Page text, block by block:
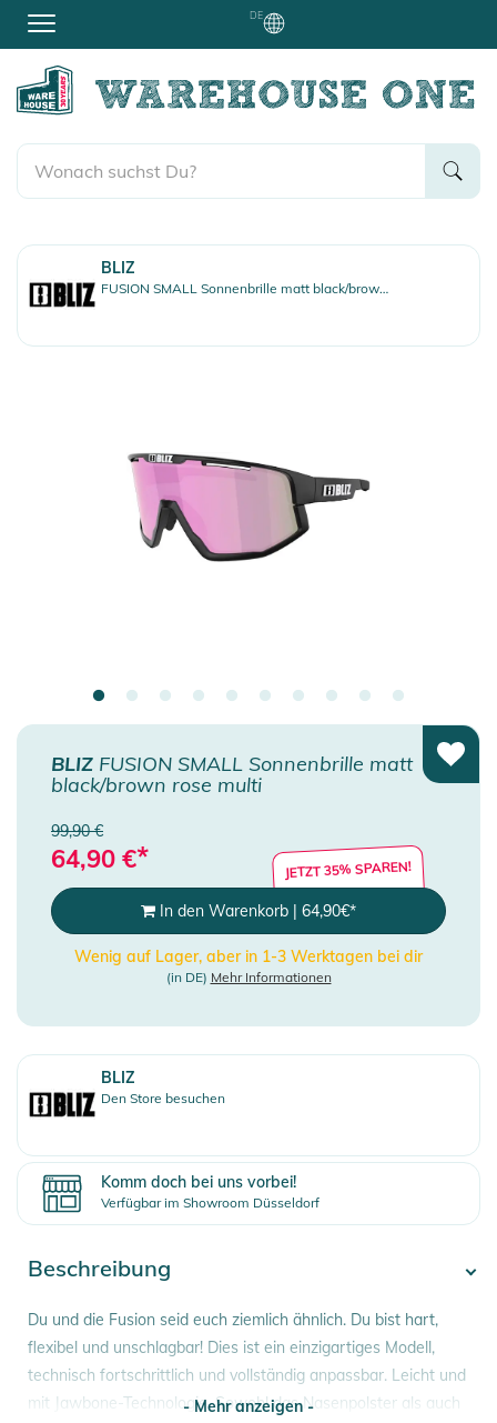
DE
BLIZ
FUSION SMALL Sonnenbrille matt black/brown rose multi
BLIZ FUSION SMALL Sonnenbrille matt
black/brown rose multi
99,90 €
64,90 €* JETZT 35% SPAREN!
In den Warenkorb | 64,90€*
Wenig auf Lager, aber in 1-3 Werktagen bei dir
(in DE) Mehr Informationen
BLIZ
Den Store besuchen
Komm doch bei uns vorbei!
Verfügbar im Showroom Düsseldorf
Beschreibung
Du und die Fusion seid euch ziemlich ähnlich. Du bist hart,
flexibel und unschlagbar! Dies ist ein einzigartiges Modell,
technisch fortschrittlich und vollständig anpassbar. Leicht und
mit Jawbone-Technologie. Sowohl das Nasenpolster als auch
- Mehr anzeigen -